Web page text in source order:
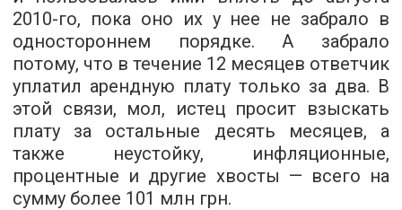
2010-го, пока оно их у нее не забрало в
одностороннем порядке. А забрало
потому, что в течение 12 месяцев ответчик
уплатил арендную плату только за два. В
этой связи, мол, истец просит взыскать
плату за остальные десять месяцев, а
также неустойку, инфляционные,
процентные и другие хвосты — всего на
сумму более 101 млн грн.